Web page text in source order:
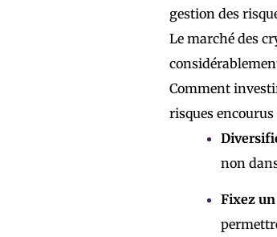
gestion des
Le marché des
Comment
risques encourus
non
Fixez